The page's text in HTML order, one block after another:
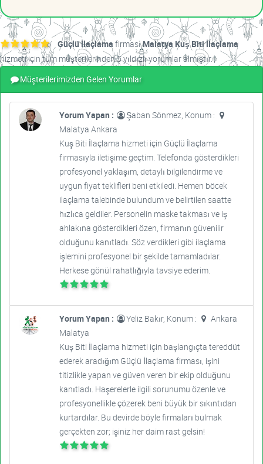
Güçlü İlaçlama firmasıMalatya Kuş Biti İlaçlama
hizmeti için tüm müşterilerinden 5 yıldızlı yorumlar almıştır.
Müşterilerimizden Gelen Yorumlar
Yorum Yapan :
Şaban Sönmez, Konum :
Malatya Ankara
Kuş Biti İlaçlama hizmeti için Güçlü İlaçlama
firmasıyla iletişime geçtim. Telefonda gösterdikleri
profesyonel yaklaşım, detaylı bilgilendirme ve
uygun fiyat teklifleri beni etkiledi. Hemen böcek
ilaçlama talebinde bulundum ve belirtilen saatte
hızlıca geldiler. Personelin maske takması ve iş
ahlakına gösterdikleri özen, firmanın güvenilir
olduğunu kanıtladı. Söz verdikleri gibi ilaçlama
işlemini profesyonel bir şekilde tamamladılar.
Herkese gönül rahatlığıyla tavsiye ederim.
Yorum Yapan : Yeliz Bakır, Konum :
Ankara
Malatya
Kuş Biti İlaçlama hizmeti için başlangıçta tereddüt
ederek aradığım Güçlü İlaçlama firması, işini
titizlikle yapan ve güven veren bir ekip olduğunu
kanıtladı. Haşerelerle ilgili sorunumu özenle ve
profesyonellikle çözerek beni büyük bir sıkıntıdan
kurtardılar. Bu devirde böyle firmaları bulmak
gerçekten zor; işiniz her daim rast gelsin!